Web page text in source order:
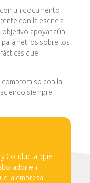
un documento
con la esencia
objetivo apoyar aún
parámetros sobre los
que
con la
siempre
Conducta, que
en
la empresa